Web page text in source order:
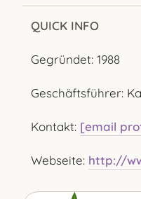
QUICK INFO
Gegründet: 1988
Geschäftsführer:
Kontakt: [email
Webseite: http://